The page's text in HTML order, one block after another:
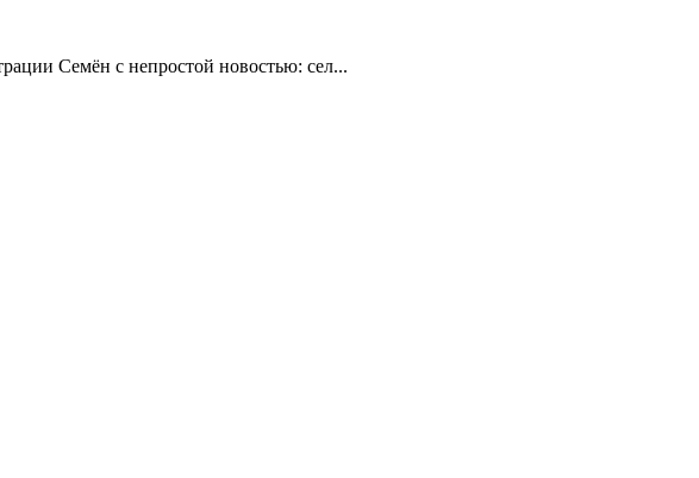
Семён с непростой новостью: сел...